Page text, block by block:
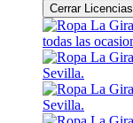
Cerrar Licencias